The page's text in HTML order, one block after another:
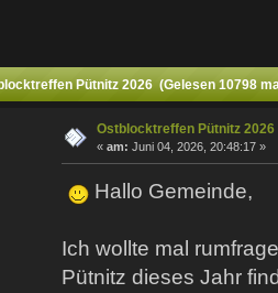
Pütnitz 2026 (Gelesen 10798
Ostblocktreffen Pütnitz 2026
« am: Juni 04, 2026, 20:48:17 »
Hallo Gemeinde,
Ich wollte mal
Pütnitz dieses Jahr